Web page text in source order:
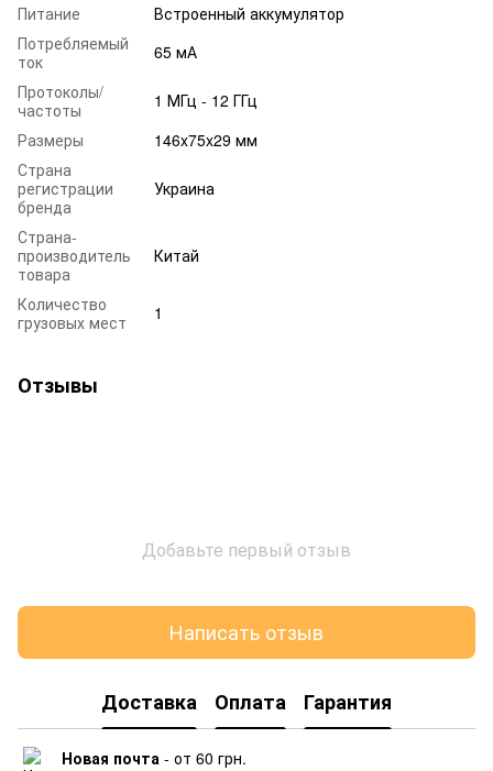
Питание
Встроенный аккумулятор
Потребляемый
ток
65 мА
Протоколы/
частоты
1 МГц - 12 ГГц
Размеры
146x75x29 мм
Страна
регистрации
бренда
Украина
Страна-
производитель
товара
Китай
Количество
грузовых мест
1
Отзывы
Добавьте первый отзыв
Написать отзыв
Доставка Оплата Гарантия
Новая почта - от 60 грн.